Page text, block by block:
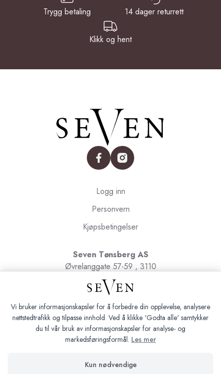
Trygg betaling 14 dager returrett
Klikk og hent
facebookinstagram
Logg inn
Personvern
Kjøpsbetingelser
Seven Tønsberg AS
Øvrelanggate 57-59 , 3110
Tønsberg
Org.nr. 991091580
Vi bruker informasjonskapsler for å forbedre din opplevelse, analysere
nettstedtrafikk og tilpasse innhold. Ved å klikke 'Godta alle' samtykker
du til vår bruk av informasjonskapsler for analyse- og
markedsføringsformål. Les mer
Kun nødvendige